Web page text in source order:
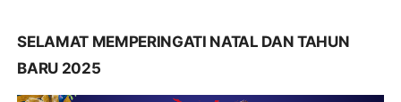
SELAMAT MEMPERINGATI NATAL DAN TAHUN
BARU 2025